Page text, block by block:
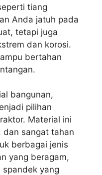
tiang
Anda jatuh pada
tetapi juga
dan korosi.
bertahan
bangunan,
pilihan
Material ini
dan sangat tahan
berbagai jenis
yang beragam,
yang